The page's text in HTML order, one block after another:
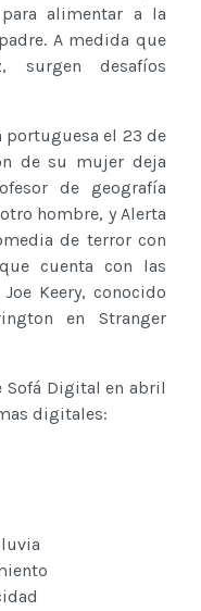
alimentar a la
A medida que
surgen desafíos
portuguesa el 23 de
de su mujer deja
de geografía
hombre, y Alerta
de terror con
cuenta con las
Keery, conocido
en Stranger
Sofá Digital en abril
digitales: